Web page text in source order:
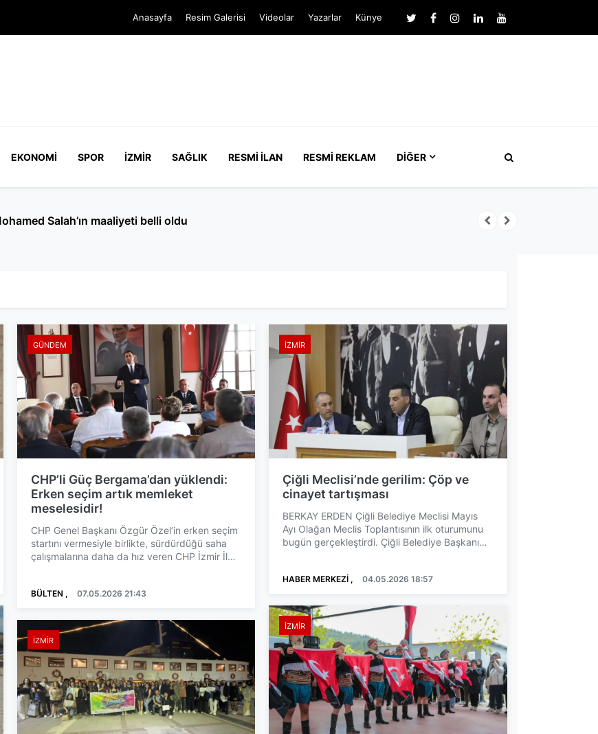
Anasayfa Resim Galerisi Videolar Yazarlar Künye
EKONOMI SPOR İZMIR SAĞLIK RESMI İLAN RESMI REKLAM DIĞER
Özkök hakkında 'Cumhurbaşkanı'na hakaret' soruşturması
GÜNDEM
CHP’li Güç Bergama’dan yüklendi:
Erken seçim artık memleket
meselesidir!
CHP Genel Başkanı Özgür Özel’in erken seçim
startını vermesiyle birlikte, sürdürdüğü saha
çalışmalarına daha da hız veren CHP İzmir İl
BÜLTEN , 07.05.2026 21:43
İZMIR
İZMIR
Çiğli Meclisi’nde gerilim: Çöp ve
cinayet tartışması
BERKAY ERDEN Çiğli Belediye Meclisi Mayıs
Ayı Olağan Meclis Toplantısının ilk oturumunu
bugün gerçekleştirdi. Çiğli Belediye Başkanı
HABER MERKEZİ , 04.05.2026 18:57
İZMIR